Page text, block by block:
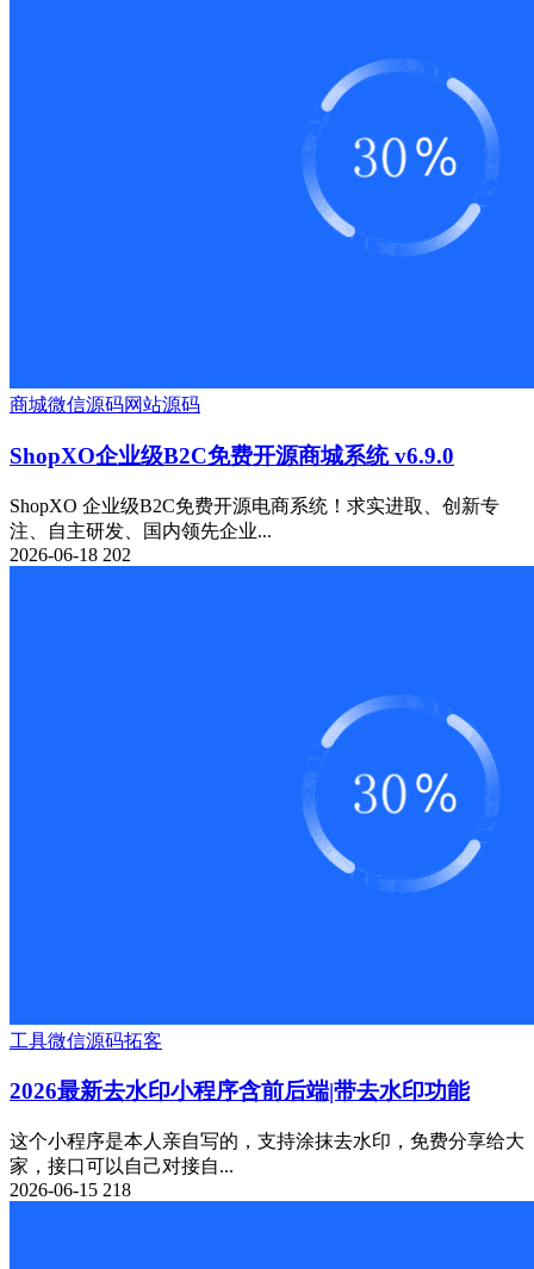
商城微信源码网站源码
ShopXO企业级B2C免费开源商城系统 v6.9.0
ShopXO 企业级B2C免费开源电商系统！求实进取、创新专
注、自主研发、国内领先企业...
2026-06-18 202
工具微信源码拓客
2026最新去水印小程序含前后端|带去水印功能
这个小程序是本人亲自写的，支持涂抹去水印，免费分享给大
家，接口可以自己对接自...
2026-06-15 218